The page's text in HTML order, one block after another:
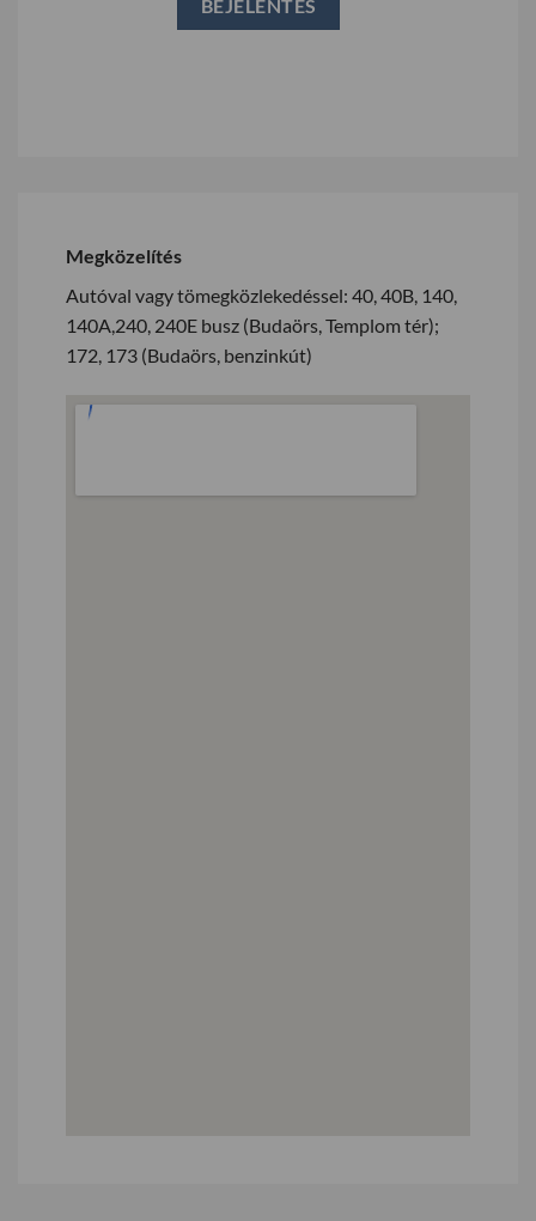
Megközelítés
Autóval vagy tömegközlekedéssel: 40, 40B, 140,
140A,240, 240E busz (Budaörs, Templom tér);
172, 173 (Budaörs, benzinkút)